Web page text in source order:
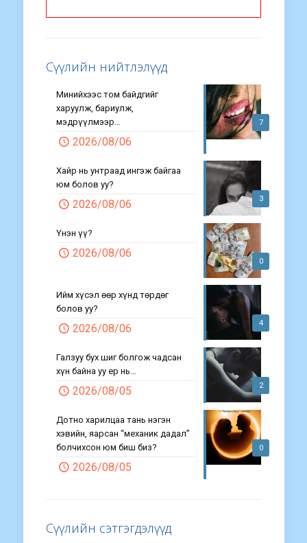
Сүүлийн нийтлэлүүд
7
Минийхээс том байдгийг
харуулж, бариулж,
мэдрүүлмээр…
2026/08/06
3
Хайр нь унтраад ингэж байгаа
юм болов уу?
2026/08/06
0
Үнэн үү?
2026/08/06
4
Ийм хүсэл өөр хүнд төрдөг
болов уу?
2026/08/06
2
Галзуу бух шиг болгож чадсан
хүн байна уу ер нь…
2026/08/05
0
Дотно харилцаа тань нэгэн
хэвийн, яарсан “механик дадал”
болчихсон юм биш биз?
2026/08/05
Сүүлийн сэтгэгдэлүүд